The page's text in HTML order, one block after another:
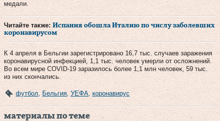
медали.
Читайте также: Испания обошла Италию по числу заболевших
коронавирусом
К 4 апреля в Бельгии зарегистрировано 16,7 тыс. случаев заражения
коронавирусной инфекцией, 1,1 тыс. человек умерли от осложнений.
Во всем мире COVID-19 заразилось более 1,1 млн человек, 59 тыс.
из них скончались.
футбол Бельгия УЕФА коронавирус
материалы по теме